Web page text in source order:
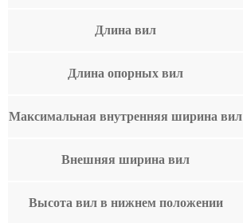
Длина вил
Длина опорных вил
Максимальная внутренняя ширина вил
Внешняя ширина вил
Высота вил в нижнем положении